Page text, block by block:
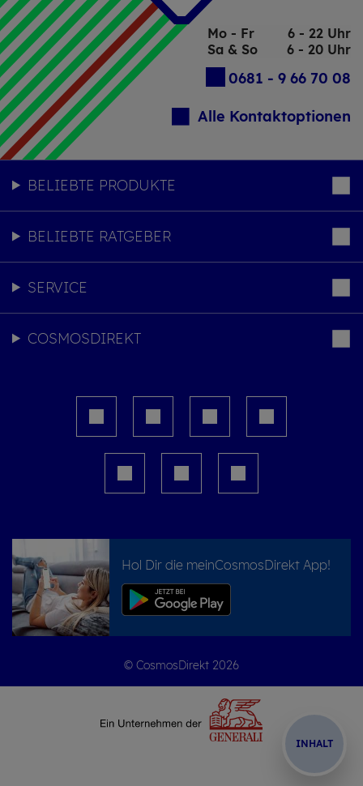
IN­HALT
Mo - Fr
6 - 22 Uhr
Sa & So
6 - 20 Uhr
0681 - 9 66 70 08
Alle Kontaktoptionen
BELIEBTE PRODUKTE
BELIEBTE RATGEBER
SERVICE
COSMOSDIREKT
Hol Dir die meinCosmosDirekt App!
© CosmosDirekt 2026